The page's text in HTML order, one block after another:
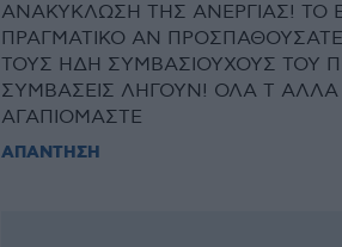
ΑΝΑΚΥΚΛΩΣΗ ΤΗΣ ΑΝΕΡΓΙΑΣ! ΤΟ
ΠΡΑΓΜΑΤΙΚΟ ΑΝ
ΤΟΥΣ ΗΔΗ ΣΥΜΒΑΣΙΟΥΧΟΥΣ ΤΟΥ
ΣΥΜΒΑΣΕΙΣ ΛΗΓΟΥΝ! ΟΛΑ Τ ΑΛΛΑ
ΑΓΑΠΙΟΜΑΣΤΕ
ΑΠΑΝΤΗΣΗ